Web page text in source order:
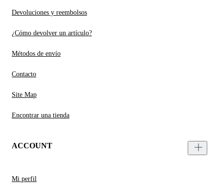
Devoluciones y reembolsos
¿Cómo devolver un artículo?
Métodos de envío
Contacto
Site Map
Encontrar una tienda
ACCOUNT
Mi perfil